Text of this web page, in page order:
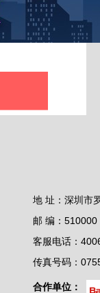
地 址：深圳市
邮 编：510000
客服电话：
传真号码：
合作单位：